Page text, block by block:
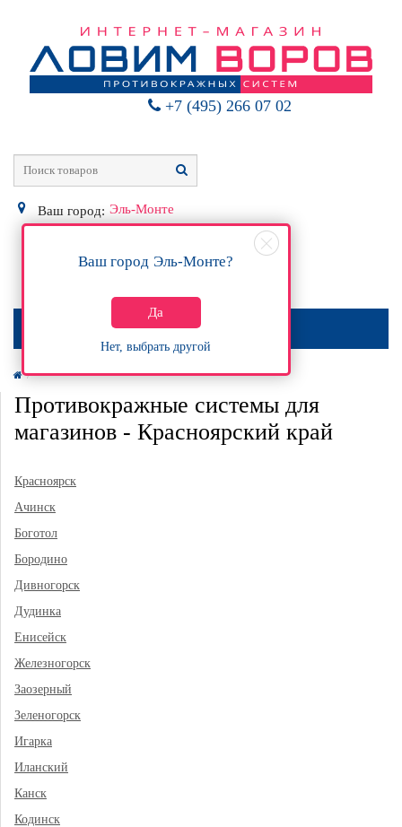
+7 (495) 266 07 02
Ваш город: Эль-Монте
Ваш город Эль-Монте?
Да
Нет, выбрать другой
0Р
МЕНЮ
Противокражные системы для
магазинов - Красноярский край
Красноярск
Ачинск
Боготол
Бородино
Дивногорск
Дудинка
Енисейск
Железногорск
Заозерный
Зеленогорск
Игарка
Иланский
Канск
Кодинск